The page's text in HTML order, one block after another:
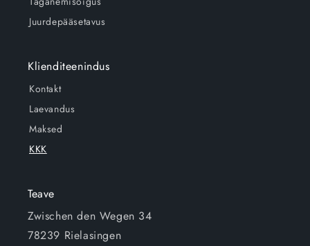
Juurdepääsetavus
Klienditeenindus
Kontakt
Laevandus
Maksed
KKK
Teave
Zwischen den Wegen 34
78239 Rielasingen